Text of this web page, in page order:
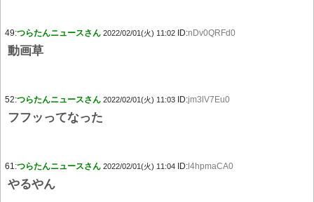
49:つらたんニュースさん 2022/02/01(火) 11:02 ID:nDv0QRFd0
動画草
52:つらたんニュースさん 2022/02/01(火) 11:03 ID:jm3lV7Eu0
フフッってなった
61:つらたんニュースさん 2022/02/01(火) 11:04 ID: l4hpmaCA0
やるやん